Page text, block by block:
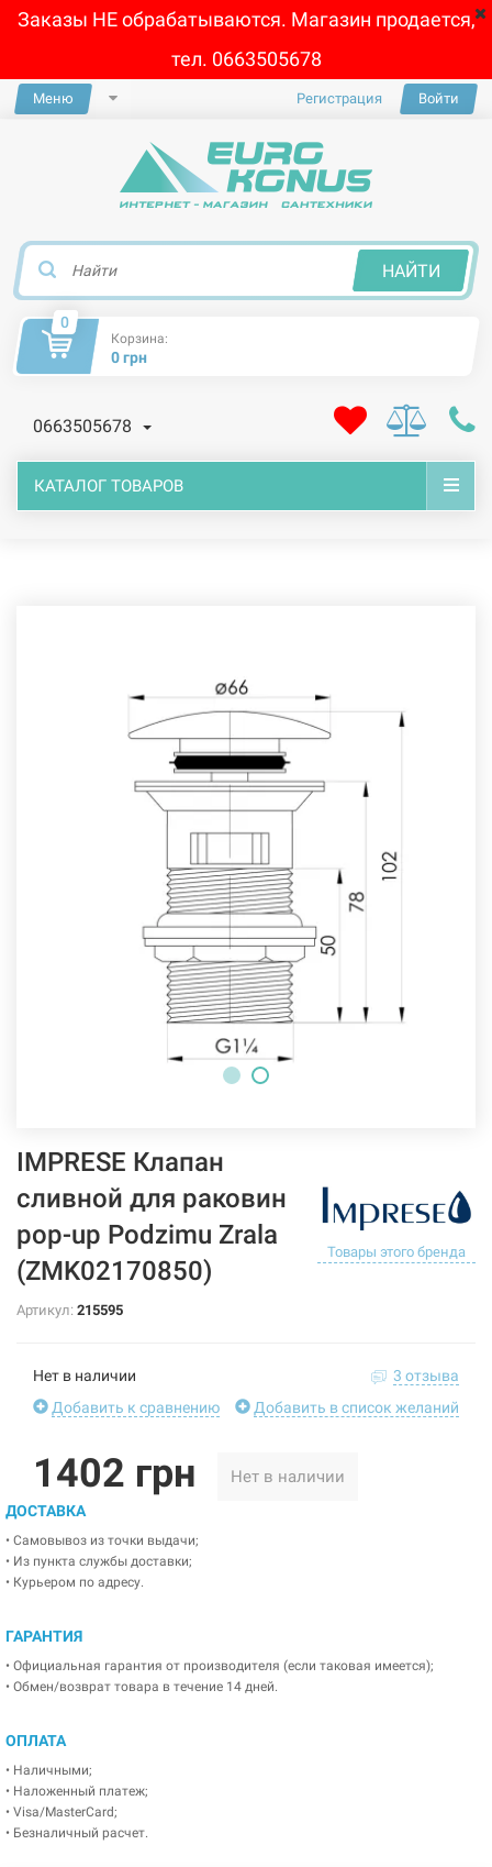
Заказы НЕ обрабатываются. Магазин продается,
тел. 0663505678
Меню Регистрация Войти
НАЙТИ
0
Корзина:
0 грн
0663505678
КАТАЛОГ ТОВАРОВ
IMPRESE Клапан
сливной для раковин
pop-up Podzimu Zrala
(ZMK02170850)
Товары этого бренда
Артикул: 215595
Нет в наличии
3 отзыва
Добавить к сравнению
Добавить в список желаний
1402 грн Нет в наличии
ДОСТАВКА
• Самовывоз из точки выдачи;
• Из пункта службы доставки;
• Курьером по адресу.
ГАРАНТИЯ
• Официальная гарантия от производителя (если таковая имеется);
• Обмен/возврат товара в течение 14 дней.
ОПЛАТА
• Наличными;
• Наложенный платеж;
• Visa/MasterCard;
• Безналичный расчет.